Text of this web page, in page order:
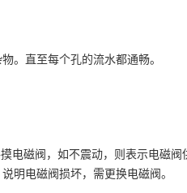
。直至每个孔的流水都通畅。
电磁阀，如不震动，则表示电磁阀
明电磁阀损坏，需更换电磁阀。